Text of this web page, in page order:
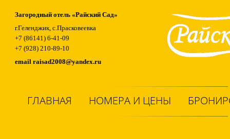
Загородный отель «Райский Сад»
г.Геленджик, с.Прасковеевка
+7 (86141) 6-41-09
+7 (928) 210-89-10
email raisad2008@yandex.ru
ГЛАВНАЯ НОМЕРА И ЦЕНЫ